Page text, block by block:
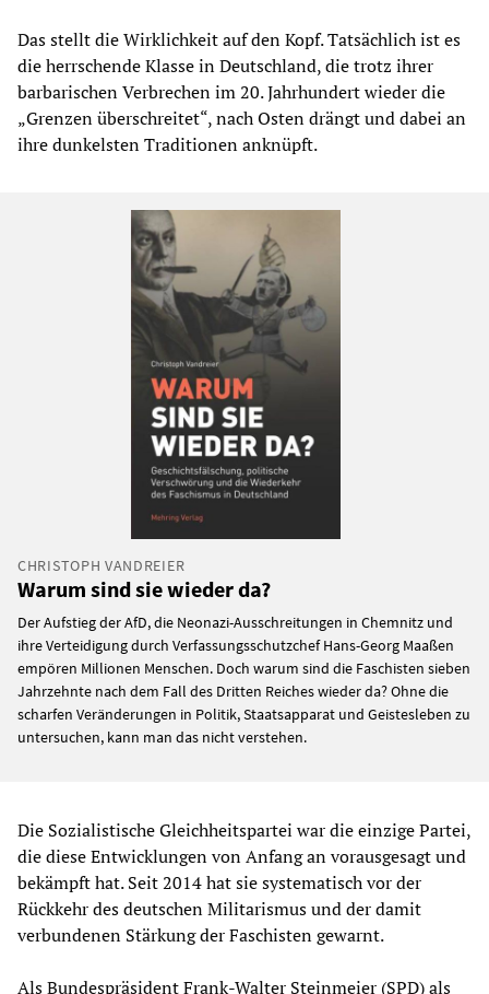
Das stellt die Wirklichkeit auf den Kopf. Tatsächlich ist es
die herrschende Klasse in Deutschland, die trotz ihrer
barbarischen Verbrechen im 20. Jahrhundert wieder die
„Grenzen überschreitet“, nach Osten drängt und dabei an
ihre dunkelsten Traditionen anknüpft.
CHRISTOPH VANDREIER
Warum sind sie wieder da?
Der Aufstieg der AfD, die Neonazi-Ausschreitungen in Chemnitz und
ihre Verteidigung durch Verfassungsschutzchef Hans-Georg Maaßen
empören Millionen Menschen. Doch warum sind die Faschisten sieben
Jahrzehnte nach dem Fall des Dritten Reiches wieder da? Ohne die
scharfen Veränderungen in Politik, Staatsapparat und Geistesleben zu
untersuchen, kann man das nicht verstehen.
Die Sozialistische Gleichheitspartei war die einzige Partei,
die diese Entwicklungen von Anfang an vorausgesagt und
bekämpft hat. Seit 2014 hat sie systematisch vor der
Rückkehr des deutschen Militarismus und der damit
verbundenen Stärkung der Faschisten gewarnt.
Als Bundespräsident Frank-Walter Steinmeier (SPD) als